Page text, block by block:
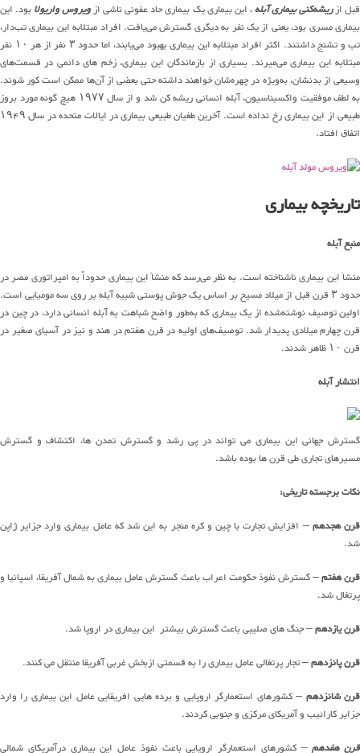
قبل ازریشه‌کنی بیماری آبله، این بیماری یک بیماری حاد عفونی ناشی ازویروس واریولابود. این
بیماری مسری بود، یعنی از یک نفر به دیگری گسترش می‌یافت. افراد مبتلابه این بیماری تب‌دار،
تب و تشنج داشتند. اکثر افراد مبتلابه این بیماری بهبود می‌یابند، اما حدود ۳ نفر از هر ۱۰ نفر
مبتلابه این بیماری می‌میرند. بسیاری از بازماندگان این بیماری، زخم های دائمی در قسمت‌های
وسیعی از بدنشان، به‌ویژه در چهره‌شان خواهند داشته حتی بعضی از آن‌ها ممکن است کور شوند.
به لطف موفقیت واکسیناسیون، آبله انسانی ریشه کن شد و از سال ۱۹۷۷ هیچ گونه مورد بروز
طبیعی از این بیماری رخ نداده است. آخرین طغیان طبیعی بیماری در ایالات متحده در سال ۱۹۴۹
اتفاق افتاد.
تاریخچه بیماری
منبع آبله
منشأ این بیماری ناشناخته است. به نظر می‌رسد که منشأ این بیماری حدوداً به امپراتوری مصر در
حدود ۳ قرن قبل از میلاد مسیح بر اساس یک جوش پوستی شبیه آبله بر روی سه مومیایی است.
اولین توصیف نوشته‌شده از یک بیماری که به‌طور واضح شباهت به آبله انسانی دارد، در چین در
قرن چهارم میلادی پدیدار شد. توصیف‌های اولیه در قرن هفتم در هند و نیز در آسیای صغیر در
قرن ۱۰ ظاهر شدند.
انتشار آبله
گسترش جهانی این بیماری می تواند در پی رشد و گسترش تمدن ها، اکتشاف و گسترش
مسیرهای تجاری طی قرن ها بوده باشد.
نکات برجسته تاریخی:
قرن هجدهم– افزایش تجارت با چین و کره منجر به این شد که عامل بیماری وارد جزایر ژاپن
شد.
قرن هفتم– گسترش نفوذ حکومت اعراب باعث گسترش عامل بیماری به شمال آفریقا، اسپانیا و
پرتغال شد.
قرن یازدهم– جنگ های صلیبی باعث گسترش بیشتر این بیماری در اروپا شد.
قرن پانزدهم– تجار پرتغالی عامل بیماری را به قسمتی ازبخش غربی آفریقا منتقل می کنند.
قرن شانزدهم – کشورهای استعمارگر اروپایی و برده هایی افریقایی عامل این بیماری را وارد
جزایر کارائیب و آمریکای مرکزی و جنوبی کردند.
قرن هفدهم – کشورهای استعمارگر اروپایی باعث نفوذ عامل این بیماری درآمریکای شمالی